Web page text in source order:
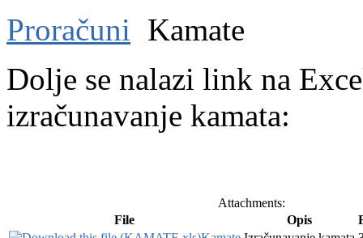
Proračuni Kamate
Dolje se nalazi link na
izračunavanje kamata:
Attachments:
File
Opis